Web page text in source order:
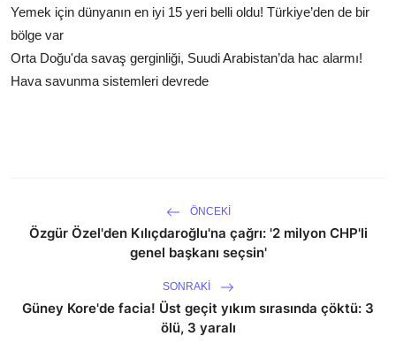
Yemek için dünyanın en iyi 15 yeri belli oldu! Türkiye’den de bir
bölge var
Orta Doğu'da savaş gerginliği, Suudi Arabistan’da hac alarmı!
Hava savunma sistemleri devrede
ÖNCEKI
Özgür Özel'den Kılıçdaroğlu'na çağrı: '2 milyon CHP'li
genel başkanı seçsin'
SONRAKI
Güney Kore'de facia! Üst geçit yıkım sırasında çöktü: 3
ölü, 3 yaralı